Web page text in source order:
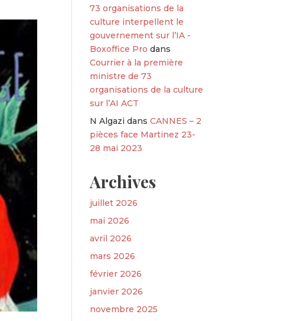
73 organisations de la
culture interpellent le
gouvernement sur l’IA -
Boxoffice Pro dans
Courrier à la première
ministre de 73
organisations de la culture
sur l’AI ACT
N Algazi dansCANNES – 2
pièces face Martinez 23-
28 mai 2023
Archives
juillet 2026
mai 2026
avril 2026
mars 2026
février 2026
janvier 2026
novembre 2025